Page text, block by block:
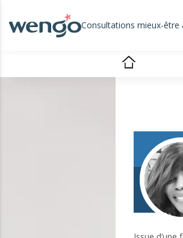
Consultations mieux-être